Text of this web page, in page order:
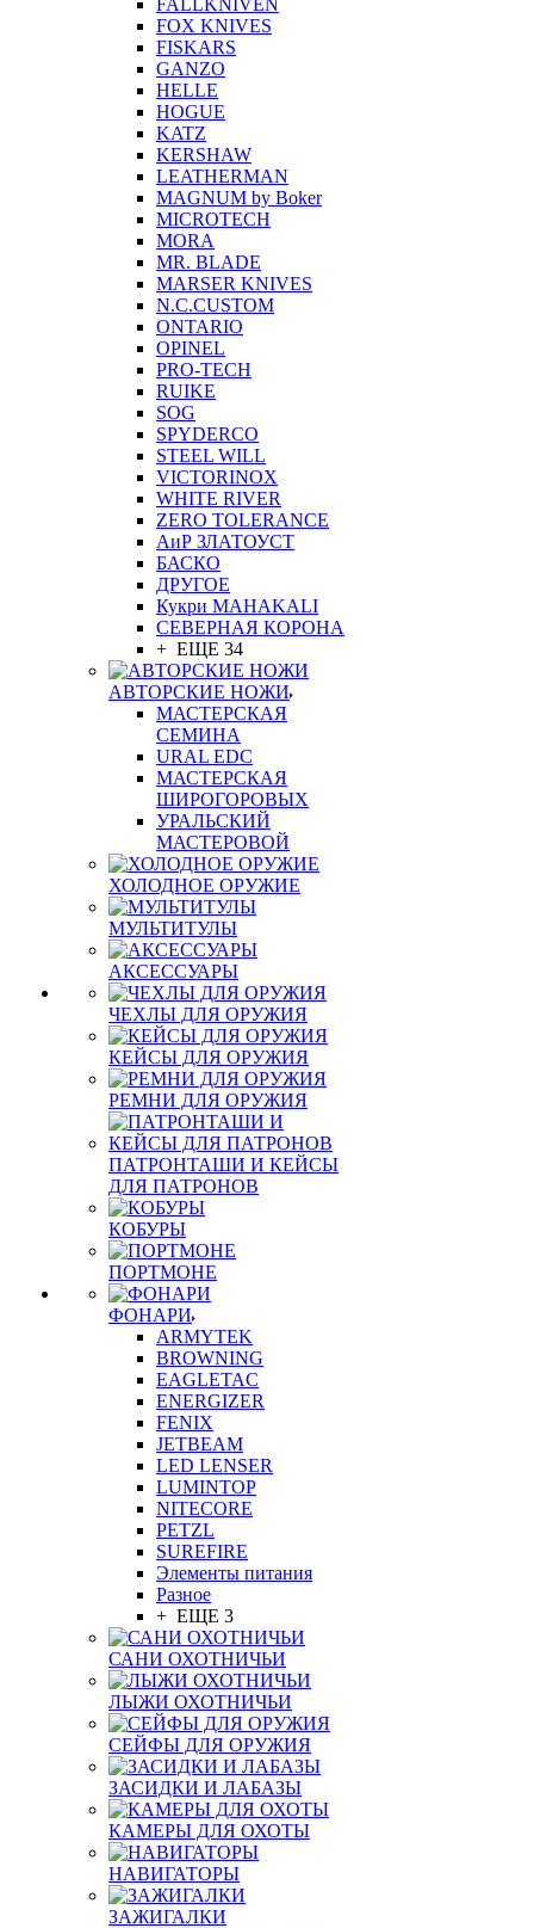
FALLKNIVEN
FOX KNIVES
FISKARS
GANZO
HELLE
HOGUE
KATZ
KERSHAW
LEATHERMAN
MAGNUM by Boker
MICROTECH
MORA
MR. BLADE
MARSER KNIVES
N.C.CUSTOM
ONTARIO
OPINEL
PRO-TECH
RUIKE
SOG
SPYDERCO
STEEL WILL
VICTORINOX
WHITE RIVER
ZERO TOLERANCE
АиР ЗЛАТОУСТ
БАСКО
ДРУГОЕ
Кукри MAHAKALI
СЕВЕРНАЯ КОРОНА
+ ЕЩЕ 34
АВТОРСКИЕ НОЖИ
МАСТЕРСКАЯ
СЕМИНА
URAL EDC
МАСТЕРСКАЯ
ШИРОГОРОВЫХ
УРАЛЬСКИЙ
МАСТЕРОВОЙ
ХОЛОДНОЕ ОРУЖИЕ
МУЛЬТИТУЛЫ
АКСЕССУАРЫ
ЧЕХЛЫ ДЛЯ ОРУЖИЯ
КЕЙСЫ ДЛЯ ОРУЖИЯ
РЕМНИ ДЛЯ ОРУЖИЯ
ПАТРОНТАШИ И КЕЙСЫ
ДЛЯ ПАТРОНОВ
КОБУРЫ
ПОРТМОНЕ
ФОНАРИ
ARMYTEK
BROWNING
EAGLETAC
ENERGIZER
FENIX
JETBEAM
LED LENSER
LUMINTOP
NITECORE
PETZL
SUREFIRE
Элементы питания
Разное
+ ЕЩЕ 3
САНИ ОХОТНИЧЬИ
ЛЫЖИ ОХОТНИЧЬИ
СЕЙФЫ ДЛЯ ОРУЖИЯ
ЗАСИДКИ И ЛАБАЗЫ
КАМЕРЫ ДЛЯ ОХОТЫ
НАВИГАТОРЫ
ЗАЖИГАЛКИ